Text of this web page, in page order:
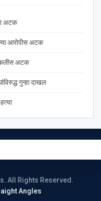
अटक
आरोपीस अटक
अटक
गुन्हा दाखल
All Rights Reserved.
Angles